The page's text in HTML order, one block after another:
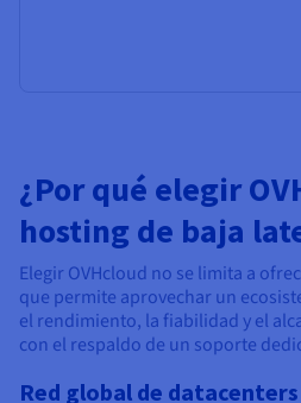
¿Por qué elegir
hosting de baja
Elegir OVHcloud no se limita a
que permite aprovechar un
el rendimiento, la fiabilidad y el
con el respaldo de un soporte
Red global de datacenters